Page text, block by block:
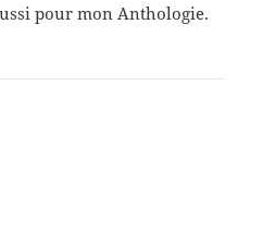
pour mon Anthologie.